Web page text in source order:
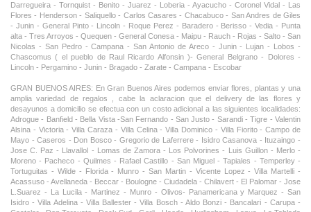
Darregueira - Tornquist - Benito - Juarez - Loberia - Ayacucho - Coronel Vidal - Las
Flores - Henderson - Saliquello - Carlos Casares - Chacabuco - San Andres de Giles
- Junin - General Pinto - Lincoln - Roque Perez - Baradero - Berisso - Vedia - Punta
alta - Tres Arroyos - Quequen - General Conesa - Maipu - Rauch - Rojas - Salto - San
Nicolas - San Pedro - Campana - San Antonio de Areco - Junin - Lujan - Lobos -
Chascomus ( el pueblo de Raul Ricardo Alfonsin )- General Belgrano - Dolores -
Lincoln - Pergamino - Junin - Bragado - Zarate - Campana - Escobar
GRAN BUENOS AIRES: En Gran Buenos Aires podemos enviar flores, plantas y una
amplia variedad de regalos , cabe la aclaracion que el delivery de las flores y
desayunos a domicilio se efectua con un costo adicional a las siguientes localidades:
Adrogue - Banfield - Bella Vista -San Fernando - San Justo - Sarandi - Tigre - Valentin
Alsina - Victoria - Villa Caraza - Villa Celina - Villa Dominico - Villa Fiorito - Campo de
Mayo - Caseros - Don Bosco - Gregorio de Laferrere - Isidro Casanova - Ituzaingo -
Jose C. Paz - Llavallol - Lomas de Zamora - Los Polvorines - Luis Guillon - Merlo -
Moreno - Pacheco - Quilmes - Rafael Castillo - San Miguel - Tapiales - Temperley -
Tortuguitas - Wilde - Florida - Munro - San Martin - Vicente Lopez - Villa Martelli -
Acassuso - Avellaneda - Beccar - Boulogne - Ciudadela - Chilavert - El Palomar - Jose
L.Suarez - La Lucila - Martinez - Munro - Olivos- Panamericana y Marquez - San
Isidro - Villa Adelina - Villa Ballester - Villa Bosch - Aldo Bonzi - Bancalari - Carupa -